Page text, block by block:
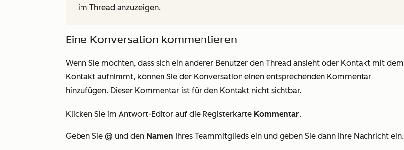
im Thread anzuzeigen.
Eine Konversation kommentieren
Wenn Sie möchten, dass sich ein anderer Benutzer den Thread ansieht oder Kontakt mit dem
Kontakt aufnimmt, können Sie der Konversation einen entsprechenden Kommentar
hinzufügen. Dieser Kommentar ist für den Kontakt nicht sichtbar.
Klicken Sie im Antwort-Editor auf die Registerkarte Kommentar.
Geben Sie @ und den Namen Ihres Teammitglieds ein und geben Sie dann Ihre Nachricht ein.